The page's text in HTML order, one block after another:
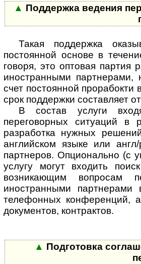
▲ Поддержка ведения
Такая поддержка
постоянной основе в
говоря, это оптовая партия
иностранными
счет постоянной
срок поддержки составляет
В состав услуги
переговорных ситуаций в
разработка нужных
английском языке или
партнеров. Опционально (с
услугу могут входить
возникающим вопросам
иностранными
телефонных конференций, а
документов, контрактов.
▲ Подготовка